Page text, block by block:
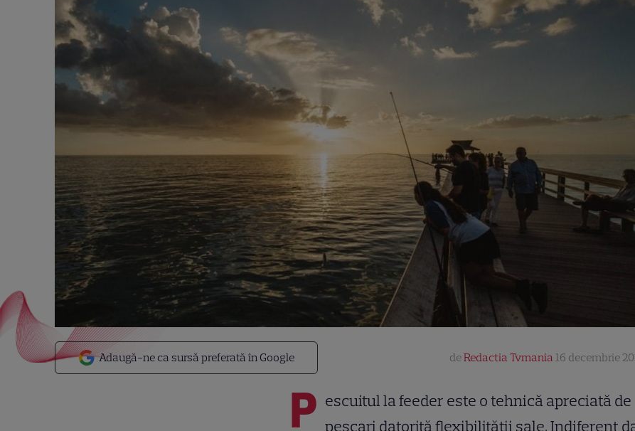
Adaugă-ne ca sursă preferată în Google deRedactia Tvmania 16 decembrie
P escuitul la feeder este o tehnică apreciată de
pescari datorită flexibilității sale. Indiferent